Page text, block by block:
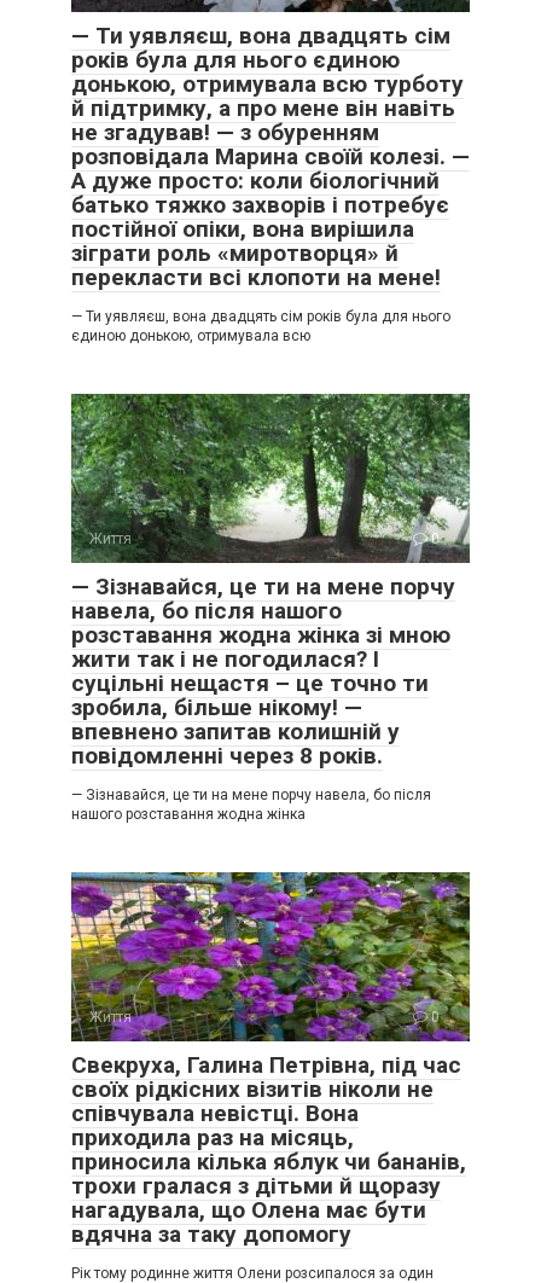
— Ти уявляєш, вона двадцять сім
років була для нього єдиною
донькою, отримувала всю турботу
й підтримку, а про мене він навіть
не згадував! — з обуренням
розповідала Марина своїй колезі. —
А дуже просто: коли біологічний
батько тяжко захворів і потребує
постійної опіки, вона вирішила
зіграти роль «миротворця» й
перекласти всі клопоти на мене!
— Ти уявляєш, вона двадцять сім років була для нього
єдиною донькою, отримувала всю
Життя 0
— Зізнавайся, це ти на мене порчу
навела, бо після нашого
розставання жодна жінка зі мною
жити так і не погодилася? І
суцільні нещастя – це точно ти
зробила, більше нікому! —
впевнено запитав колишній у
повідомленні через 8 років.
— Зізнавайся, це ти на мене порчу навела, бо після
нашого розставання жодна жінка
Життя 0
Свекруха, Галина Петрівна, під час
своїх рідкісних візитів ніколи не
співчувала невістці. Вона
приходила раз на місяць,
приносила кілька яблук чи бананів,
трохи гралася з дітьми й щоразу
нагадувала, що Олена має бути
вдячна за таку допомогу
Рік тому родинне життя Олени розсипалося за один